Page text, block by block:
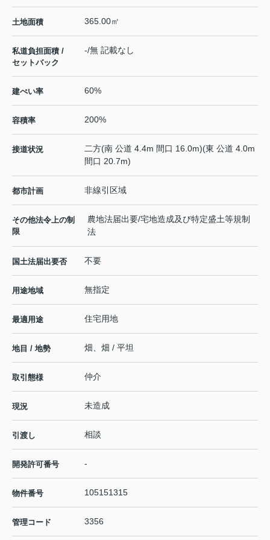
土地面積 365.00㎡
私道負担面積 /
セットバック
-/無 記載なし
建ぺい率 60%
容積率 200%
接道状況
二方(南 公道 4.4m 間口 16.0m)(東 公道 4.0m
間口 20.7m)
都市計画 非線引区域
その他法令上の制
限
農地法届出要/宅地造成及び特定盛土等規制
法
国土法届出要否 不要
用途地域 無指定
最適用途 住宅用地
地目 / 地勢 畑、畑 / 平坦
取引態様 仲介
現況 未造成
引渡し 相談
開発許可番号 -
物件番号 105151315
管理コード 3356